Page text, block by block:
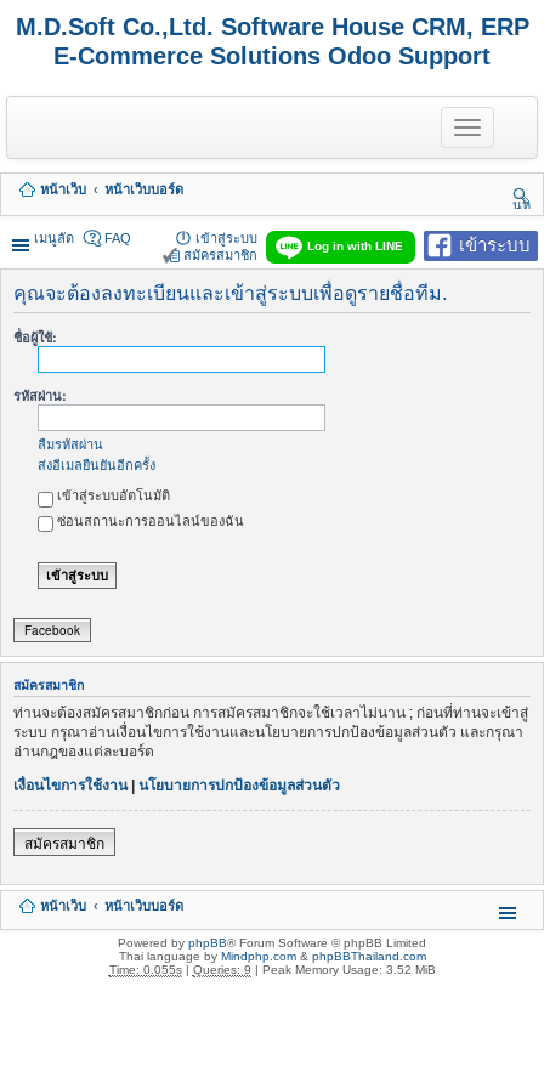
M.D.Soft Co.,Ltd. Software House CRM, ERP
E-Commerce Solutions Odoo Support
T
o
g
e
n
a
v
g
หน้าเว็บ
หน้าเว็บบอร์ด
นห
า
เมนูลัด
เข้าระบบ
Log in with LINE
FAQ
เข้าสู่ระบบ
สมัครสมาชิก
คุณจะต้องลงทะเบียนและเข้าสู่ระบบเพื่อดูรายชื่อทีม.
ชื่อผู้ใช้:
รหัสผ่าน:
ลืมรหัสผ่าน
ส่งอีเมลยืนยันอีกครั้ง
เข้าสู่ระบบอัตโนมัติ
ซ่อนสถานะการออนไลน์ของฉัน
Facebook
สมัครสมาชิก
ท่านจะต้องสมัครสมาชิกก่อน การสมัครสมาชิกจะใช้เวลาไม่นาน ; ก่อนที่ท่านจะเข้าสู่
ระบบ กรุณาอ่านเงื่อนไขการใช้งานและนโยบายการปกป้องข้อมูลส่วนตัว และกรุณา
อ่านกฎของแต่ละบอร์ด
เงื่อนไขการใช้งาน| นโยบายการปกป้องข้อมูลส่วนตัว
สมัครสมาชิก
หน้าเว็บ หน้าเว็บบอร์ด
Powered by phpBB® Forum Software © phpBB Limited
Thai language by Mindphp.com& phpBBThailand.com
Time: 0.055s| Queries: 9 | Peak Memory Usage: 3.52 MiB